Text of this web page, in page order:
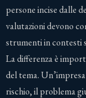
persone incise dalle
valutazioni devono
strumenti in contesti
La differenza è
del tema.
rischio, il problema